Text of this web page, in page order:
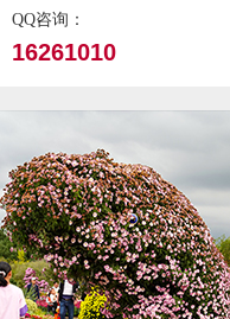
QQ咨询：
16261010